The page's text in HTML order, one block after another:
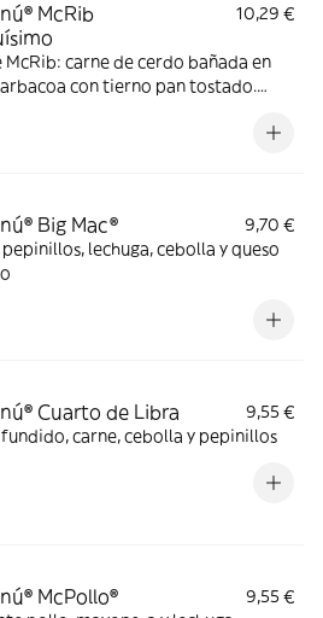
McRib
10,29 €
McRib: carne de cerdo bañada en
con tierno pan tostado.
Big Mac®
9,70 €
lechuga, cebolla y queso
Cuarto de Libra
9,55 €
carne, cebolla y pepinillos
McPollo®
9,55 €